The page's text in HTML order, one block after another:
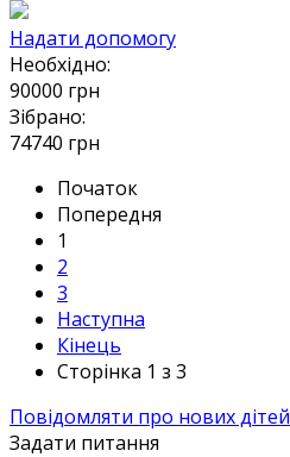
Надати допомогу
Необхідно:
90000 грн
Зібрано:
74740 грн
Початок
Попередня
1
2
3
Наступна
Кінець
Сторінка 1 з 3
Повідомляти про нових дітей
Задати питання